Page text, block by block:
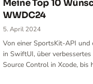
Meine Top 10
WWDC24
5. April 2024
Von einer SportsKit-API und
in SwiftUI, über
Source Control in Xcode, bis